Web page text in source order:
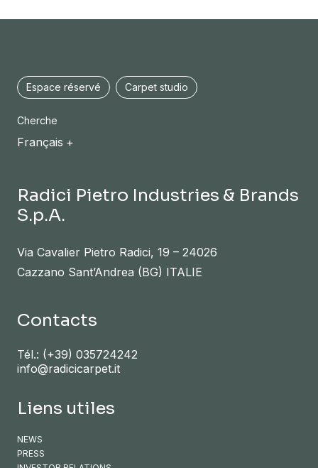
Espace réservé Carpet studio
Cherche
Français
Radici Pietro Industries & Brands
S.p.A.
Via Cavalier Pietro Radici, 19 – 24026
Cazzano Sant’Andrea (BG) ITALIE
Contacts
Tél.: (+39) 035724242
info@radicicarpet.it
Liens utiles
NEWS
PRESS